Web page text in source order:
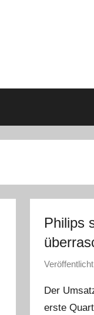
Philips
Der
erste